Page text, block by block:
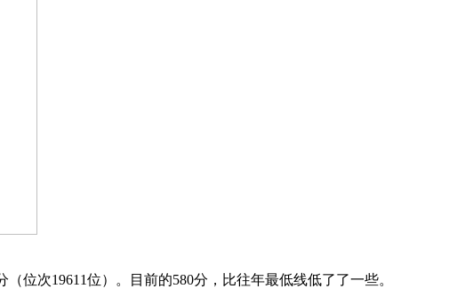
次19611位）。目前的580分，比往年最低线低了了一些。